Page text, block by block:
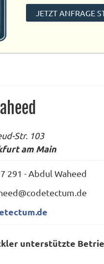
JETZT ANFRAGE
Str. 103
am Main
291 -Abdul Waheed
unterstützte